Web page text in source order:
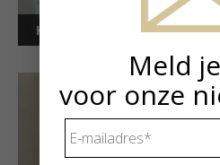
Kunstuitleen voor
Meld
voor onze
mailadres *